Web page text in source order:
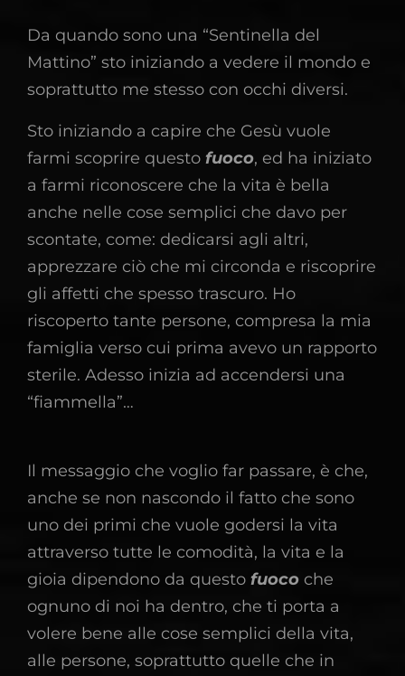
Da quando sono una “Sentinella del
Mattino” sto iniziando a vedere il mondo e
soprattutto me stesso con occhi diversi.
Sto iniziando a capire che Gesù vuole
farmi scoprire questo fuoco, ed ha iniziato
a farmi riconoscere che la vita è bella
anche nelle cose semplici che davo per
scontate, come: dedicarsi agli altri,
apprezzare ciò che mi circonda e riscoprire
gli affetti che spesso trascuro. Ho
riscoperto tante persone, compresa la mia
famiglia verso cui prima avevo un rapporto
sterile. Adesso inizia ad accendersi una
“fiammella”…
Il messaggio che voglio far passare, è che,
anche se non nascondo il fatto che sono
uno dei primi che vuole godersi la vita
attraverso tutte le comodità, la vita e la
gioia dipendono da questo fuoco che
ognuno di noi ha dentro, che ti porta a
volere bene alle cose semplici della vita,
alle persone, soprattutto quelle che in